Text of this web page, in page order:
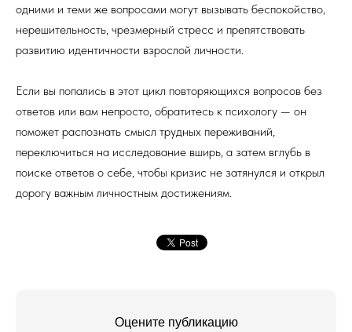
одними и теми же вопросами могут вызывать беспокойство,
нерешительность, чрезмерный стресс и препятствовать
развитию идентичности взрослой личности.
Если вы попались в этот цикл повторяющихся вопросов без
ответов или вам непросто, обратитесь к психологу — он
поможет распознать смысл трудных переживаний,
переключиться на исследование вширь, а затем вглубь в
поиске ответов о себе, чтобы кризис не затянулся и открыл
дорогу важным личностным достижениям.
Оцените публикацию